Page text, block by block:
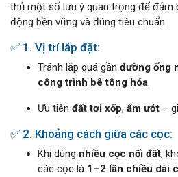
thủ một số lưu ý quan trọng để đảm
động bền vững và đúng tiêu chuẩn.
✅ 1. Vị trí lắp đặt:
Tránh lắp quá gần đường ống
công trình bê tông hóa.
Ưu tiên đất tơi xốp, ẩm ướt –
✅ 2. Khoảng cách giữa các cọc:
Khi dùng nhiều cọc nối đất,
các cọc là 1–2 lần chiều dài